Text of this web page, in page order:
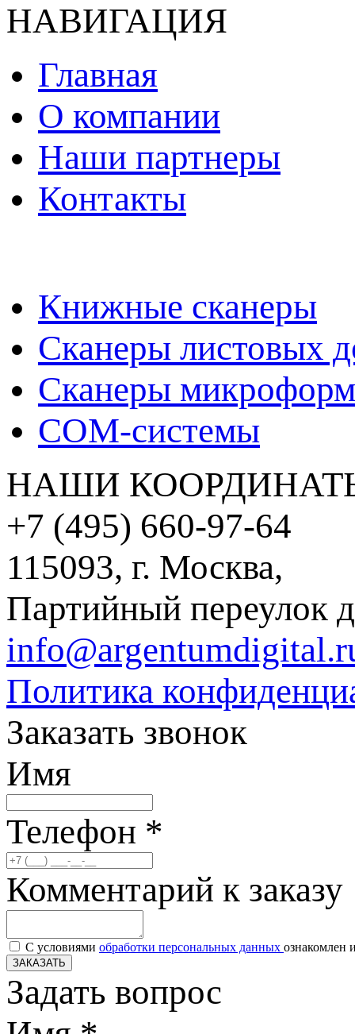
НАВИГАЦИЯ
Главная
О компании
Наши партнеры
Контакты
Книжные сканеры
Сканеры листовых
Сканеры микроформ
CОМ-системы
НАШИ
+7 (495) 660-97-64
115093, г. Москва,
Партийный переулок
Политика
Заказать звонок
Имя
Телефон *
Комментарий к заказу
С условиями обработки персональных данных ознакомлен
ЗАКАЗАТЬ
Задать вопрос